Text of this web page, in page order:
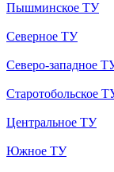
Пышминское ТУ
Северное ТУ
Северо-западное
Старотобольское
Центральное ТУ
Южное ТУ